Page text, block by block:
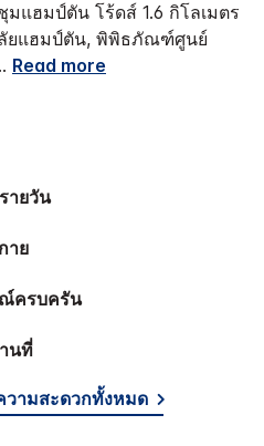
แฮมป์ตัน โร้ดส์ 1.6 กิโลเมตร
ยแฮมป์ตัน, พิพิธภัณฑ์ศูนย์
Read more
ายวัน
าย
ณ์ครบครัน
นที่
วามสะดวกทั้งหมด